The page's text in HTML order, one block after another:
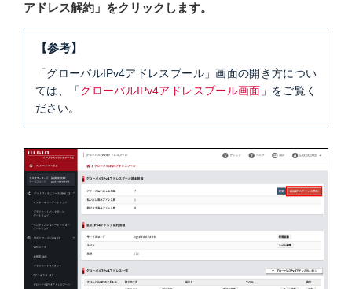
アドレス解約」をクリックします。
【参考】
「グローバルIPv4アドレスプール」画面の開き方につい
ては、「グローバルIPv4アドレスプール画面 」をご覧く
ださい。